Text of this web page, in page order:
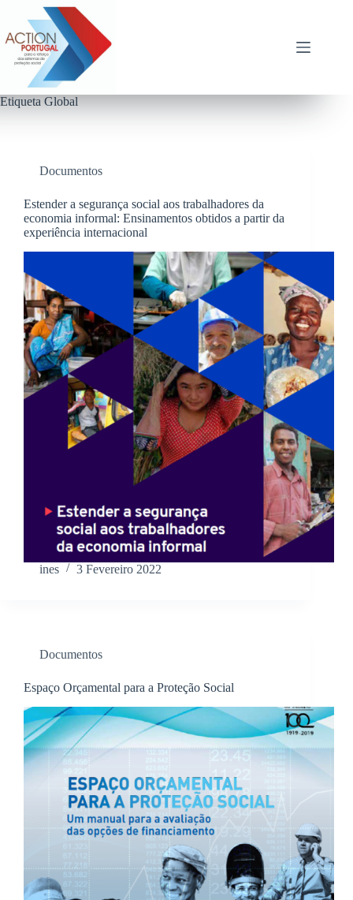
conteúdo
Etiqueta Global
Documentos
Estender a segurança social aos trabalhadores da
economia informal: Ensinamentos obtidos a partir da
experiência internacional
ines 3 Fevereiro 2022
Documentos
Espaço Orçamental para a Proteção Social